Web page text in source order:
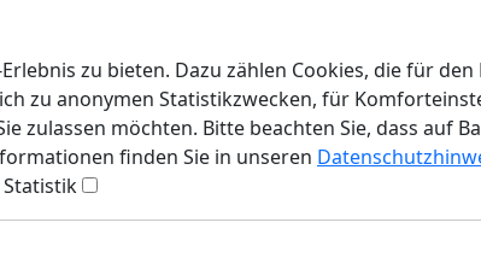
zu bieten. Dazu zählen Cookies, die für
zu anonymen Statistikzwecken, für
zulassen möchten. Bitte beachten Sie, dass auf
finden Sie in unseren
Statistik